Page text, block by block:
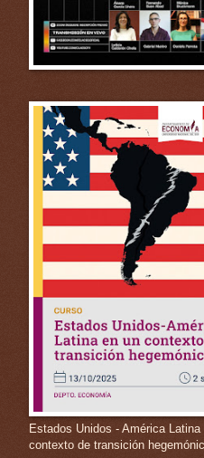
Estados Unidos - América Latina
contexto de transición